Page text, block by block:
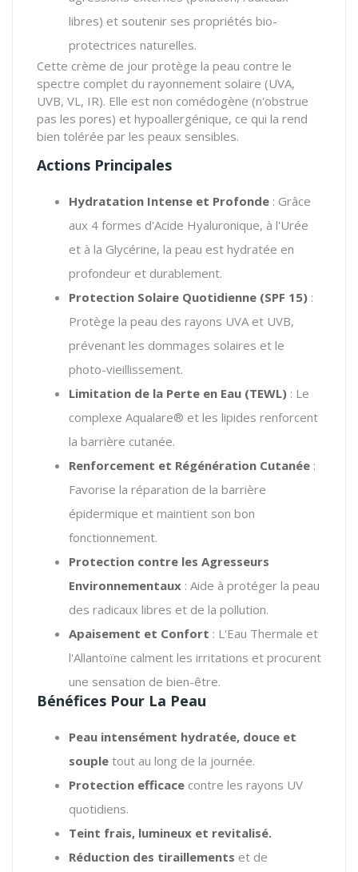
libres) et soutenir ses propriétés bio-
protectrices naturelles.
Cette crème de jour protège la peau contre le
spectre complet du rayonnement solaire (UVA,
UVB, VL, IR). Elle est non comédogène (n'obstrue
pas les pores) et hypoallergénique, ce qui la rend
bien tolérée par les peaux sensibles.
Actions Principales
Hydratation Intense et Profonde : Grâce
aux 4 formes d'Acide Hyaluronique, à l'Urée
et à la Glycérine, la peau est hydratée en
profondeur et durablement.
Protection Solaire Quotidienne (SPF 15) :
Protège la peau des rayons UVA et UVB,
prévenant les dommages solaires et le
photo-vieillissement.
Limitation de la Perte en Eau (TEWL) : Le
complexe Aqualare® et les lipides renforcent
la barrière cutanée.
Renforcement et Régénération Cutanée :
Favorise la réparation de la barrière
épidermique et maintient son bon
fonctionnement.
Protection contre les Agresseurs
Environnementaux : Aide à protéger la peau
des radicaux libres et de la pollution.
Apaisement et Confort : L'Eau Thermale et
l'Allantoïne calment les irritations et procurent
une sensation de bien-être.
Bénéfices Pour La Peau
Peau intensément hydratée, douce et
souple tout au long de la journée.
Protection efficace contre les rayons UV
quotidiens.
Teint frais, lumineux et revitalisé.
Réduction des tiraillements et de